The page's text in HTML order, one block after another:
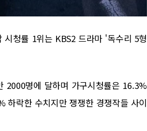
청률 1위는 KBS2 드라마 '독수리 5형
2000명에 달하며 가구시청률은 16.3%
하락한 수치지만 쟁쟁한 경쟁작들 사이